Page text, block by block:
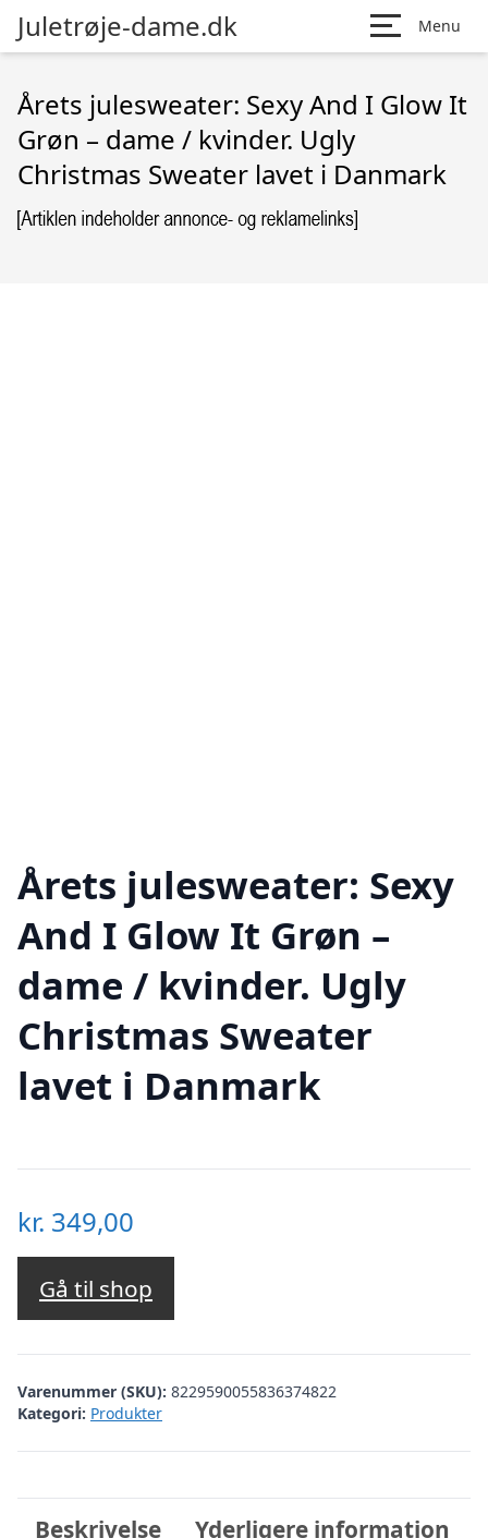
Juletrøje-dame.dk Menu
Årets julesweater: Sexy And I Glow It
Grøn – dame / kvinder. Ugly
Christmas Sweater lavet i Danmark
Årets julesweater: Sexy
And I Glow It Grøn –
dame / kvinder. Ugly
Christmas Sweater
lavet i Danmark
kr. 349,00
Gå til shop
Varenummer (SKU): 8229590055836374822
Kategori: Produkter
Beskrivelse Yderligere information